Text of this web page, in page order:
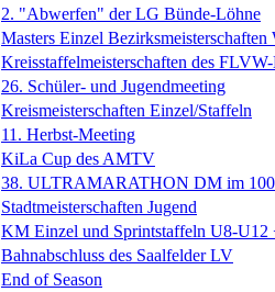
2. "Abwerfen" der LG Bünde-Löhne
Masters Einzel Bezirksmeisterschaften
Kreisstaffelmeisterschaften des
26. Schüler- und Jugendmeeting
Kreismeisterschaften Einzel/Staffeln
11. Herbst-Meeting
KiLa Cup des AMTV
38. ULTRAMARATHON DM im
Stadtmeisterschaften Jugend
KM Einzel und Sprintstaffeln U8-U12
Bahnabschluss des Saalfelder LV
End of Season